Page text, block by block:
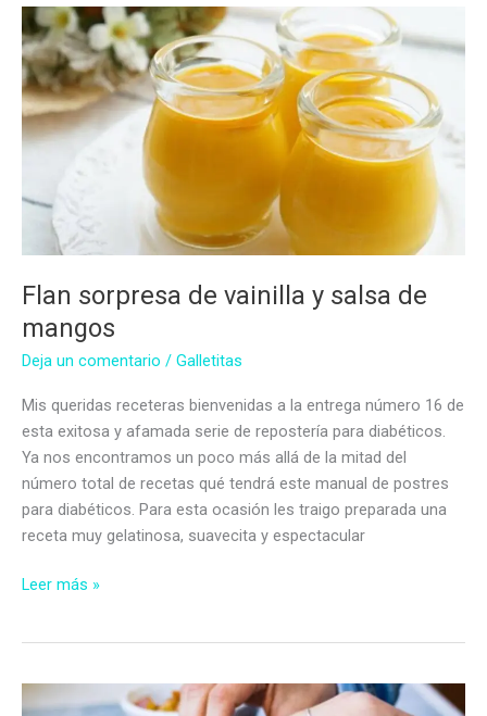
de
frutillas
sin
azúcar
Flan sorpresa de vainilla y salsa de
mangos
Deja un comentario / Galletitas
Mis queridas receteras bienvenidas a la entrega número 16 de
esta exitosa y afamada serie de repostería para diabéticos.
Ya nos encontramos un poco más allá de la mitad del
número total de recetas qué tendrá este manual de postres
para diabéticos. Para esta ocasión les traigo preparada una
receta muy gelatinosa, suavecita y espectacular
Flan
y
Leer más »